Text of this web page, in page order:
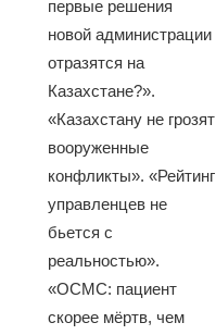
первые решения
новой администрации
отразятся на
Казахстане?».
«Казахстану не грозят
вооруженные
конфликты». «Рейтинг
управленцев не
бьется с
реальностью».
«ОСМС: пациент
скорее мёртв, чем